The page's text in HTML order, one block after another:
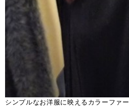
シンプルなお洋服に映えるカラーファー